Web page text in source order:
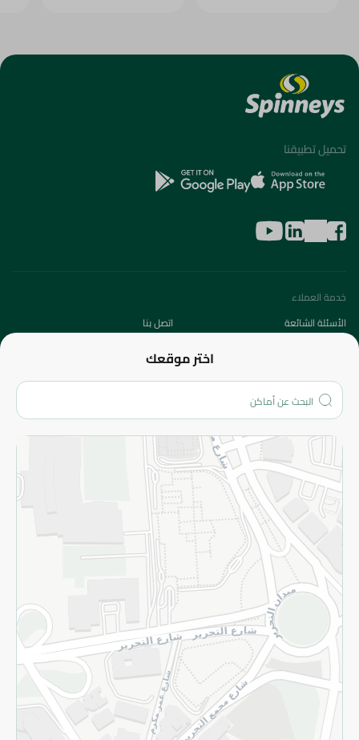
اختر موقعك
تحميل تطبيقنا
خدمة العملاء
الأسئلة الشائعة
اتصل بنا
من نحن؟
الفروع
المزيد
الاسترجاع
سياسة الاستخدام
سياسة الخصوصية
قم بالتسجيل للنشرة
©2026 - Spinneys | جميع الحقوق محفوظة